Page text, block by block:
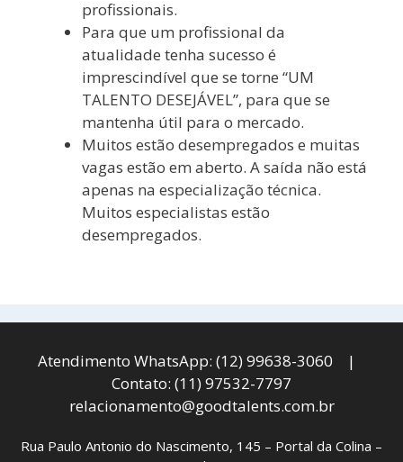
profissionais.
Para que um profissional da
atualidade tenha sucesso é
imprescindível que se torne “UM
TALENTO DESEJÁVEL”, para que se
mantenha útil para o mercado.
Muitos estão desempregados e muitas
vagas estão em aberto. A saída não está
apenas na especialização técnica.
Muitos especialistas estão
desempregados.
Atendimento WhatsApp: (12) 99638-3060 |
Contato: (11) 97532-7797
relacionamento@goodtalents.com.br
Rua Paulo Antonio do Nascimento, 145 – Portal da Colina –